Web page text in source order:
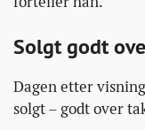
Solgt godt
Dagen etter
solgt – godt over